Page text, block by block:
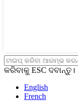
କରିବାକୁ ESC ଦବାନ୍ତୁ।
English
French